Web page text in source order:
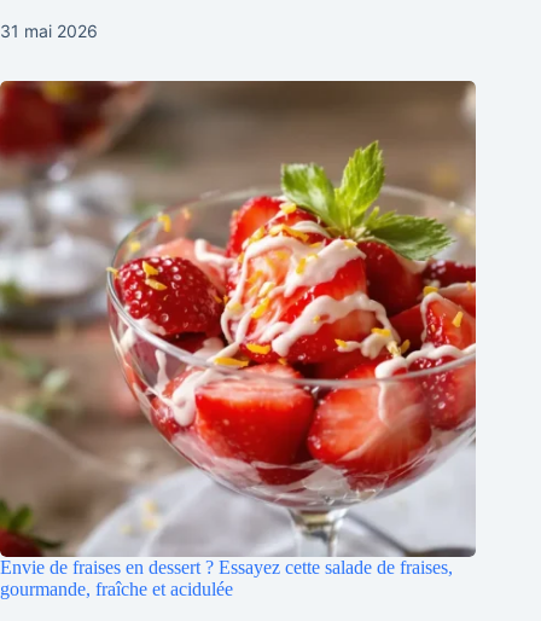
31 mai 2026
Envie de fraises en dessert ? Essayez cette salade de fraises,
gourmande, fraîche et acidulée